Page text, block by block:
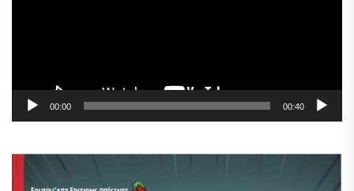
00:00 00:40